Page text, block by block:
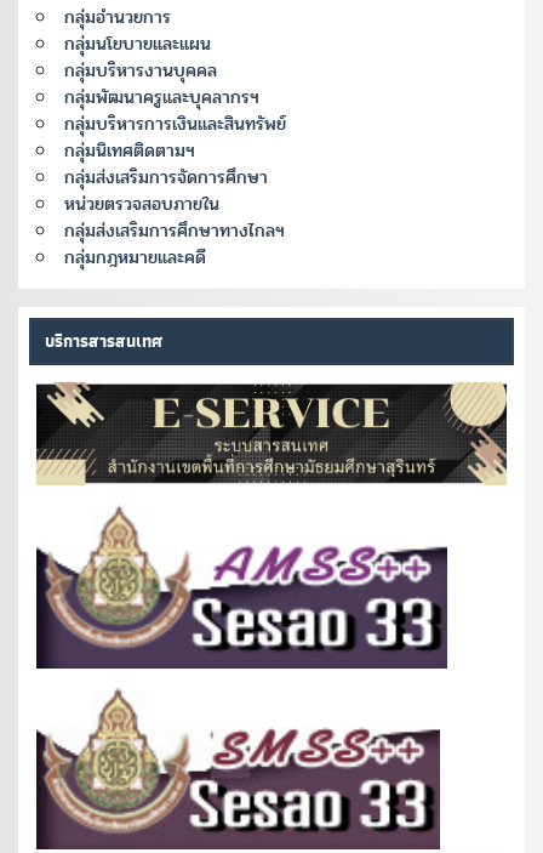
กลุ่มอำนวยการ
กลุ่มนโยบายและแผน
กลุ่มบริหารงานบุคคล
กลุ่มพัฒนาครูและบุคลากรฯ
กลุ่มบริหารการเงินและสินทรัพย์
กลุ่มนิเทศติดตามฯ
กลุ่มส่งเสริมการจัดการศึกษา
หน่วยตรวจสอบภายใน
กลุ่มส่งเสริมการศึกษาทางไกลฯ
กลุ่มกฎหมายและคดี
บริการสารสนเทศ